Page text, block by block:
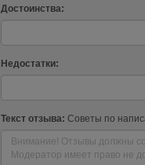
Достоинства:
Недостатки:
Текст отзыва: Советы по